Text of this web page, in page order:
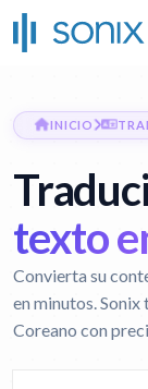
INICIO
texto
Convierta su
en minutos.
Coreano con